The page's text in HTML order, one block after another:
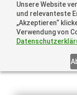
Unsere Website
und relevanteste
„Akzeptieren“
Verwendung von